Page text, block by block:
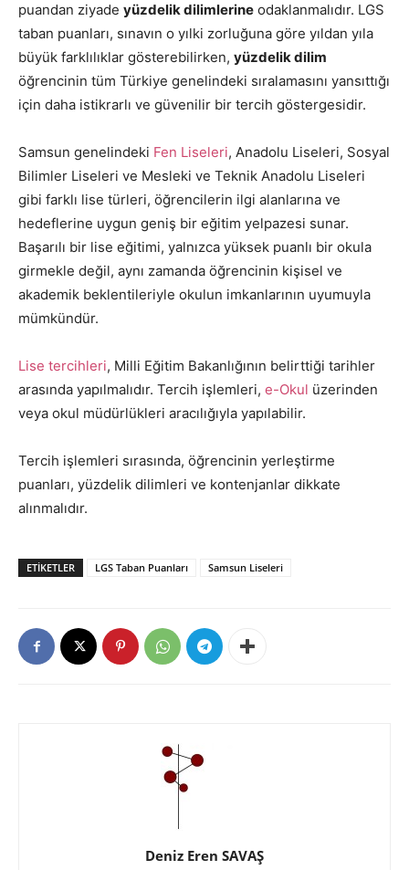
puandan ziyade yüzdelik dilimlerine odaklanmalıdır. LGS
taban puanları, sınavın o yılki zorluğuna göre yıldan yıla
büyük farklılıklar gösterebilirken, yüzdelik dilim
öğrencinin tüm Türkiye genelindeki sıralamasını yansıttığı
için daha istikrarlı ve güvenilir bir tercih göstergesidir.
Samsun genelindeki Fen Liseleri, Anadolu Liseleri, Sosyal
Bilimler Liseleri ve Mesleki ve Teknik Anadolu Liseleri
gibi farklı lise türleri, öğrencilerin ilgi alanlarına ve
hedeflerine uygun geniş bir eğitim yelpazesi sunar.
Başarılı bir lise eğitimi, yalnızca yüksek puanlı bir okula
girmekle değil, aynı zamanda öğrencinin kişisel ve
akademik beklentileriyle okulun imkanlarının uyumuyla
mümkündür.
Lise tercihleri, Milli Eğitim Bakanlığının belirttiği tarihler
arasında yapılmalıdır. Tercih işlemleri, e-Okul üzerinden
veya okul müdürlükleri aracılığıyla yapılabilir.
Tercih işlemleri sırasında, öğrencinin yerleştirme
puanları, yüzdelik dilimleri ve kontenjanlar dikkate
alınmalıdır.
ETIKETLER LGS Taban Puanları Samsun Liseleri
Deniz Eren SAVAŞ